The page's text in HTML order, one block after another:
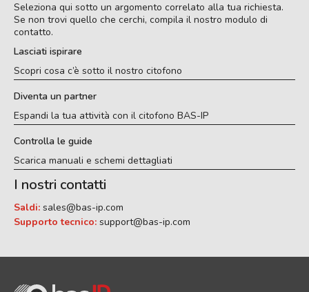
Seleziona qui sotto un argomento correlato alla tua richiesta.
Se non trovi quello che cerchi, compila il nostro modulo di
contatto.
Lasciati ispirare
Scopri cosa c’è sotto il nostro citofono
Diventa un partner
Espandi la tua attività con il citofono BAS-IP
Controlla le guide
Scarica manuali e schemi dettagliati
I nostri contatti
Saldi: sales@bas-ip.com
Supporto tecnico: support@bas-ip.com